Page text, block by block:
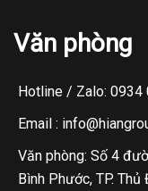
Văn phòng
Hotline / Zalo: 0934
Email :
Văn phòng: Số 4
Bình Phước, TP. Thủ